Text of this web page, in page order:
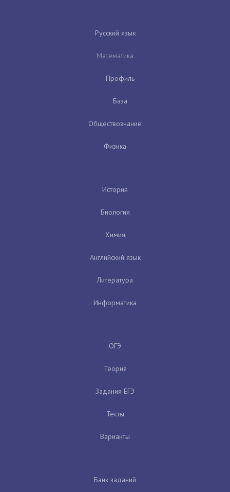
Русский язык
Математика
Профиль
База
Обществознание
Физика
История
Биология
Химия
Английский язык
Литература
Информатика
ОГЭ
Теория
Задания ЕГЭ
Тесты
Варианты
Банк заданий